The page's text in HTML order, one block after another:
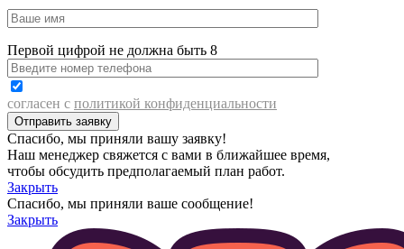
Первой цифрой не должна быть 8
согласен с политикой конфиденциальности
Спасибо, мы приняли вашу заявку!
Наш менеджер свяжется с вами в ближайшее время,
чтобы обсудить предполагаемый план работ.
Закрыть
Спасибо, мы приняли ваше сообщение!
Закрыть